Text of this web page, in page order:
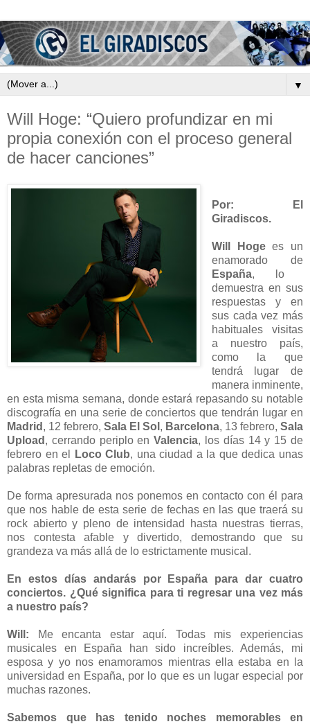
▼
Will Hoge: “Quiero profundizar en mi
propia conexión con el proceso general
de hacer canciones”
Por: El
Giradiscos.
Will Hogees un
enamorado de
España, lo
demuestra en sus
respuestas y en
sus cada vez más
habituales visitas
a nuestro país,
como la que
tendrá lugar de
manera inminente,
en esta misma semana, donde estará repasando su notable
discografía en una serie de conciertos que tendrán lugar en
Madrid , 12 febrero, Sala El Sol , Barcelona, 13 febrero, Sala
Upload , cerrando periplo enValencia, los días 14 y 15 de
febrero en el
Loco Club, una ciudad a la que dedica unas
palabras repletas de emoción.
De forma apresurada nos ponemos en contacto con él para
que nos hable de esta serie de fechas en las que traerá su
rock abierto y pleno de intensidad hasta nuestras tierras,
nos contesta afable y divertido, demostrando que su
grandeza va más allá de lo estrictamente musical.
En estos días andarás por España para dar cuatro
conciertos. ¿Qué significa para ti regresar una vez más
a nuestro país?
Will: Me encanta estar aquí. Todas mis experiencias
musicales en España han sido increíbles. Además, mi
esposa y yo nos enamoramos mientras ella estaba en la
universidad en España, por lo que es un lugar especial por
muchas razones.
Sabemos que has tenido noches memorables en